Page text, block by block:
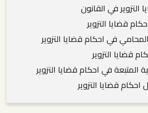
التزوير في القانون
قضايا التزوير
في احكام قضايا التزوير
قضايا التزوير
المتبعة في احكام قضايا التزوير
قضايا التزوير